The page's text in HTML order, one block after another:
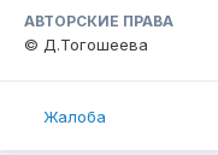
АВТОРСКИЕ ПРАВА
© Д.Тогошеева
Жалоба